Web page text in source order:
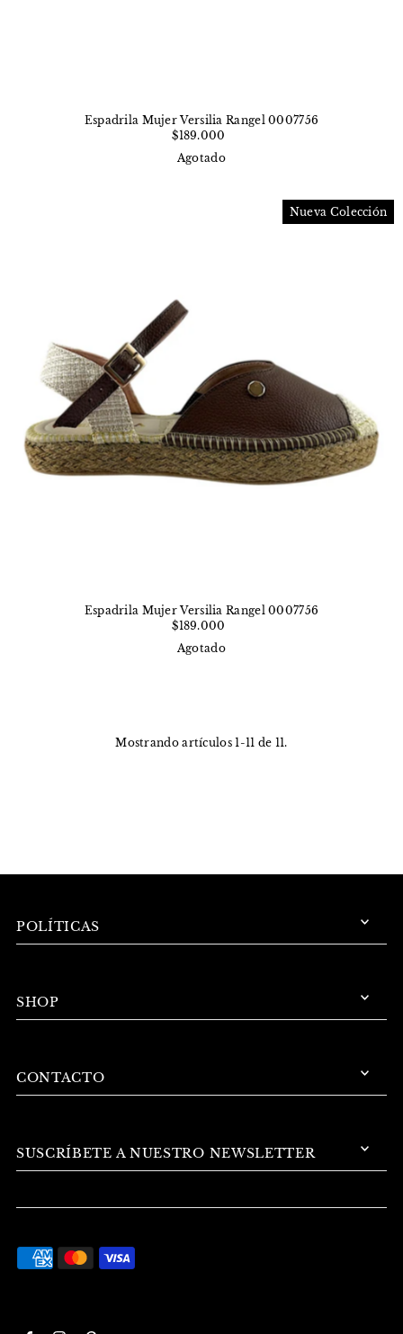
Espadrila Mujer Versilia Rangel 0007756
$189.000
Agotado
Nueva Colección
Espadrila Mujer Versilia Rangel 0007756
$189.000
Agotado
Mostrando artículos 1-11 de 11.
POLÍTICAS
SHOP
CONTACTO
SUSCRÍBETE A NUESTRO NEWSLETTER